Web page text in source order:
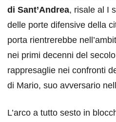
di Sant’Andrea, risale al I
delle porte difensive della
porta rientrerebbe
nei primi decenni del
rappresaglie nei confronti
di Mario, suo avversario
L’arco a tutto sesto in